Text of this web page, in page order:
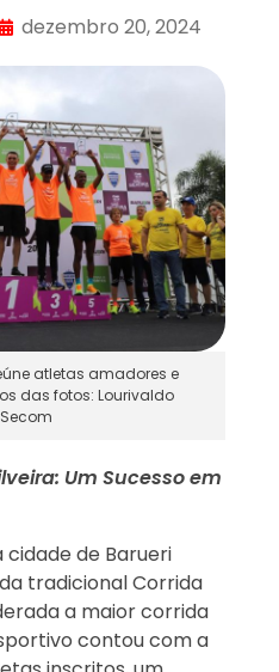
dezembro 20, 2024
atletas amadores e
das fotos: Lourivaldo
Um Sucesso em
cidade de Barueri
tradicional Corrida
a maior corrida
contou com a